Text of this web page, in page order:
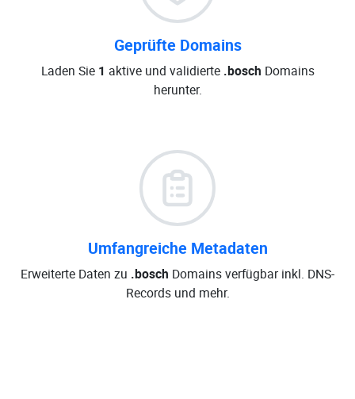
Geprüfte Domains
Laden Sie 1 aktive und validierte .bosch Domains
herunter.
Umfangreiche Metadaten
Erweiterte Daten zu .bosch Domains verfügbar inkl. DNS-
Records und mehr.